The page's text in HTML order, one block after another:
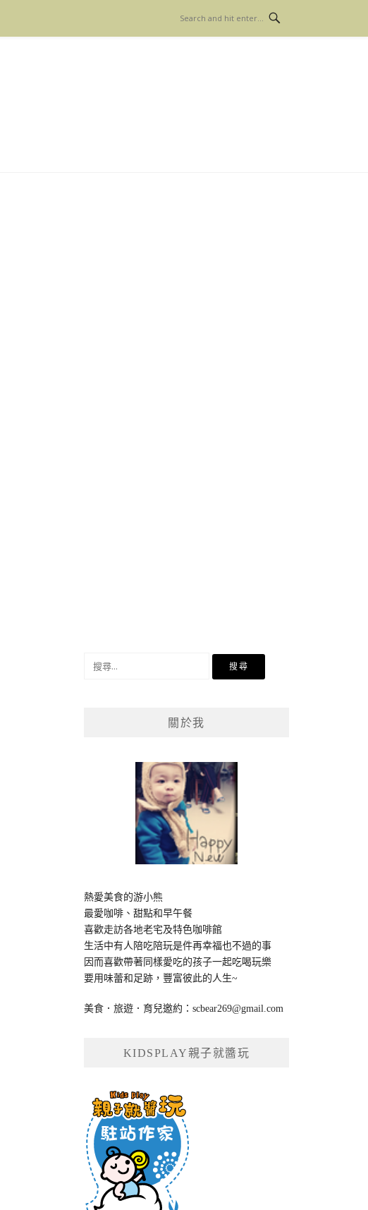
關於我
熱愛美食的游小熊
最愛咖啡、甜點和早午餐
喜歡走訪各地老宅及特色咖啡館
生活中有人陪吃陪玩是件再幸福也不過的事
因而喜歡帶著同樣愛吃的孩子一起吃喝玩樂
要用味蕾和足跡，豐富彼此的人生~
美食．旅遊．育兒邀約：scbear269@gmail.com
KIDSPLAY親子就醬玩